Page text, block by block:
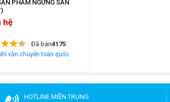
PHẨM NGỪNG SẢN
hệ
Đã bán41757
vận chuyển toàn quốc
HOTLINE MIỀN TRUNG